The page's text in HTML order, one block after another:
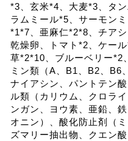
*3、玄米*4、大麦*3、タ
ラムミール*5、サーモン
*1*7、亜麻仁*2*8、チア
乾燥卵、トマト*2、ケー
草*2*10、ブルーベリー*2
ミン類（A、B1、B2、B6
ナイアシン、パントテン
ル類（カリウム、クロラ
ンガン、ヨウ素、亜鉛、
オニン）、酸化防止剤（
ズマリー抽出物、クエン酸